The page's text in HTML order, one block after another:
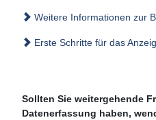
Weitere Informationen zur
Erste Schritte für das
Sollten Sie weitergehende
Datenerfassung haben,